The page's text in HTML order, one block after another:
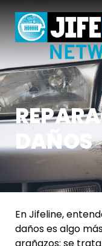
DAÑOS
En Jifeline,
daños es algo
arañazos: se